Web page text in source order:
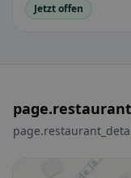
Jetzt offen